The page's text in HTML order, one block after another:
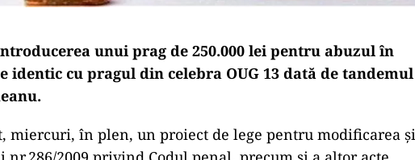
unui prag de 250.000 lei pentru abuzul în
identic cu pragul din celebra OUG 13 dată de tandemul
miercuri, în plen, un proiect de lege pentru modificarea şi